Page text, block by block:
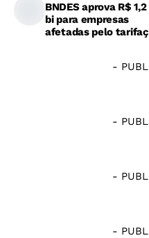
BNDES aprova R$ 1,2
bi para empresas
afetadas pelo
-
-
-
-